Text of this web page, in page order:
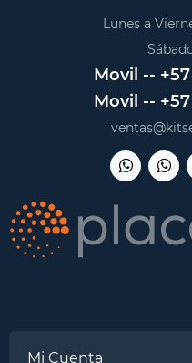
Lunes a
Movil
Movil
Mi Cuenta